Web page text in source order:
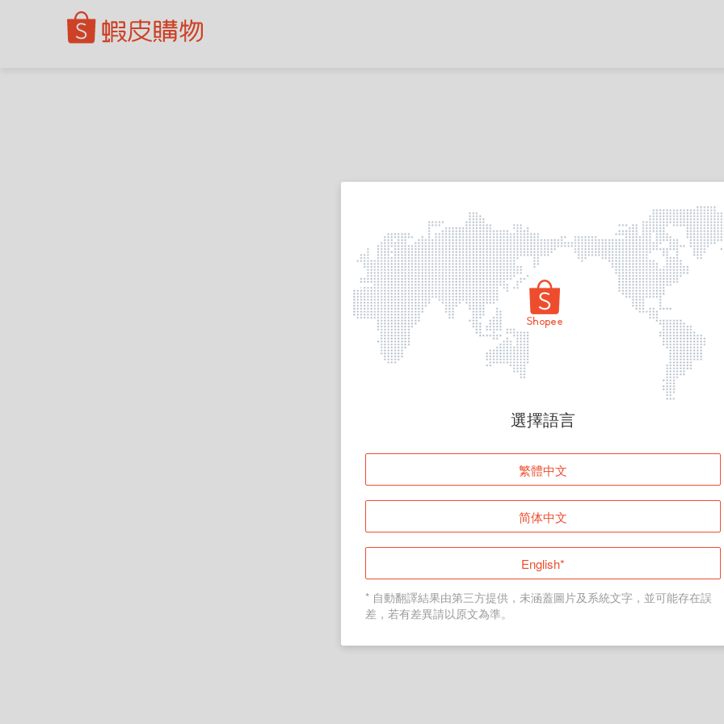
頁面無法顯示
登入
返回首頁
選擇語言
繁體中文
简体中文
English*
* 自動翻譯結果由第三方提供，未涵蓋圖片及系統文字，並可能存在誤
差，若有差異請以原文為準。